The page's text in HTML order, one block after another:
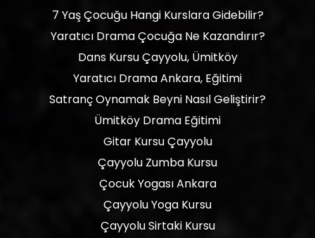
7 Yaş Çocuğu Hangi Kurslara Gidebilir?
Yaratıcı Drama Çocuğa Ne Kazandırır?
Dans Kursu Çayyolu, Ümitköy
Yaratıcı Drama Ankara, Eğitimi
Satranç Oynamak Beyni Nasıl Geliştirir?
Ümitköy Drama Eğitimi
Gitar Kursu Çayyolu
Çayyolu Zumba Kursu
Çocuk Yogası Ankara
Çayyolu Yoga Kursu
Çayyolu Sirtaki Kursu